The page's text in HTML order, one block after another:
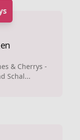
& Cherrys -
Schal...